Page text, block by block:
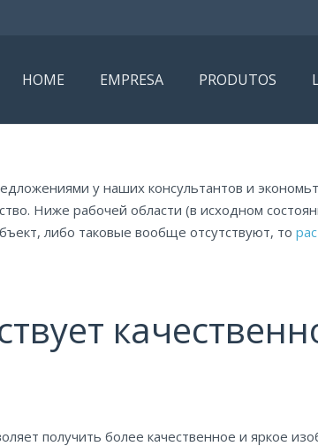
HOME EMPRESA PRODUTOS
у наших консультантов и
Ниже рабочей области (в исходном
либо таковые вообще отсутствуют, то
получить более качественное и яркое